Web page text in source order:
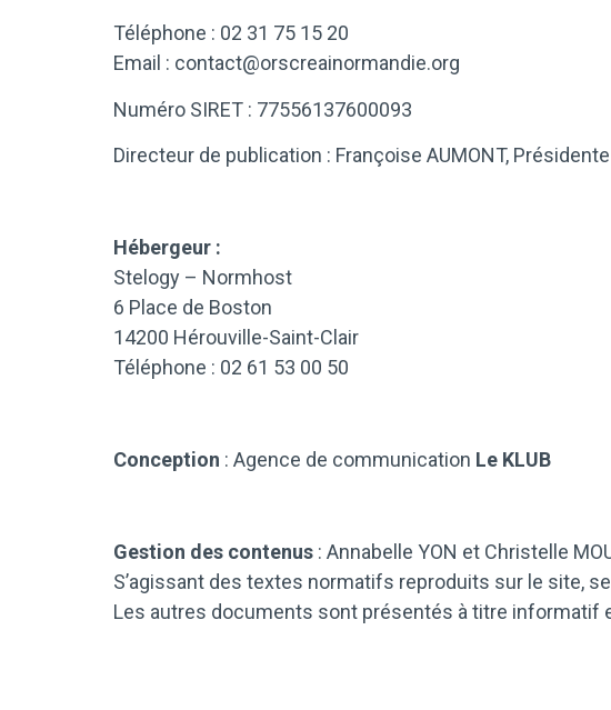
Téléphone : 02 31 75 15 20
Email : contact@orscreainormandie.org
Numéro SIRET : 77556137600093
Directeur de publication : Françoise AUMONT, Présidente
Hébergeur :
Stelogy – Normhost
6 Place de Boston
14200 Hérouville-Saint-Clair
Téléphone : 02 61 53 00 50
Conception : Agence de communication Le KLUB
Gestion des contenus : Annabelle YON et Christelle
S’agissant des textes normatifs reproduits sur le site,
Les autres documents sont présentés à titre informatif